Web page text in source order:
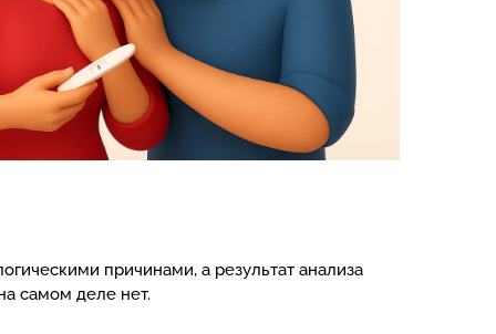
причинами, а результат анализа
самом деле нет.